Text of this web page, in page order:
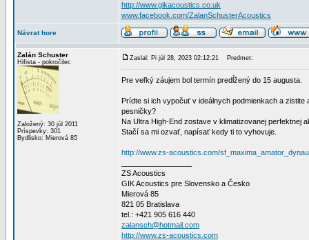
http://www.gikacoustics.co.uk
www.facebook.com/ZalanSchusterAcoustics
Návrat hore
Zalán Schuster
Hifista - pokročilec
Založený: 30 júl 2011
Príspevky: 301
Bydlisko: Mierová 85
Zaslal: Pi júl 28, 2023 02:12:21 Predmet:
Pre veľký záujem bol termín predĺžený do 15 augusta.
Prídte si ich vypočuť v ideálnych podmienkach a
pesničky?
Na Ultra High-End zostave v klimatizovanej perfektnej
Stačí sa mi ozvať, napísať kedy ti to vyhovuje.
http://www.zs-acoustics.com/
ZS Acoustics
GIK Acoustics pre Slovensko a Česko
Mierová 85
821 05 Bratislava
tel.: +421 905 616 440
zalansch@hotmail.com
http://www.zs-acoustics.com